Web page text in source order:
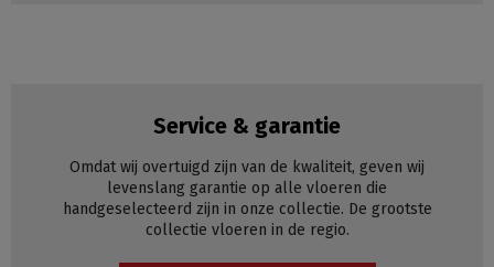
Service & garantie
Omdat wij overtuigd zijn van de kwaliteit, geven wij
levenslang garantie op alle vloeren die
handgeselecteerd zijn in onze collectie. De grootste
collectie vloeren in de regio.